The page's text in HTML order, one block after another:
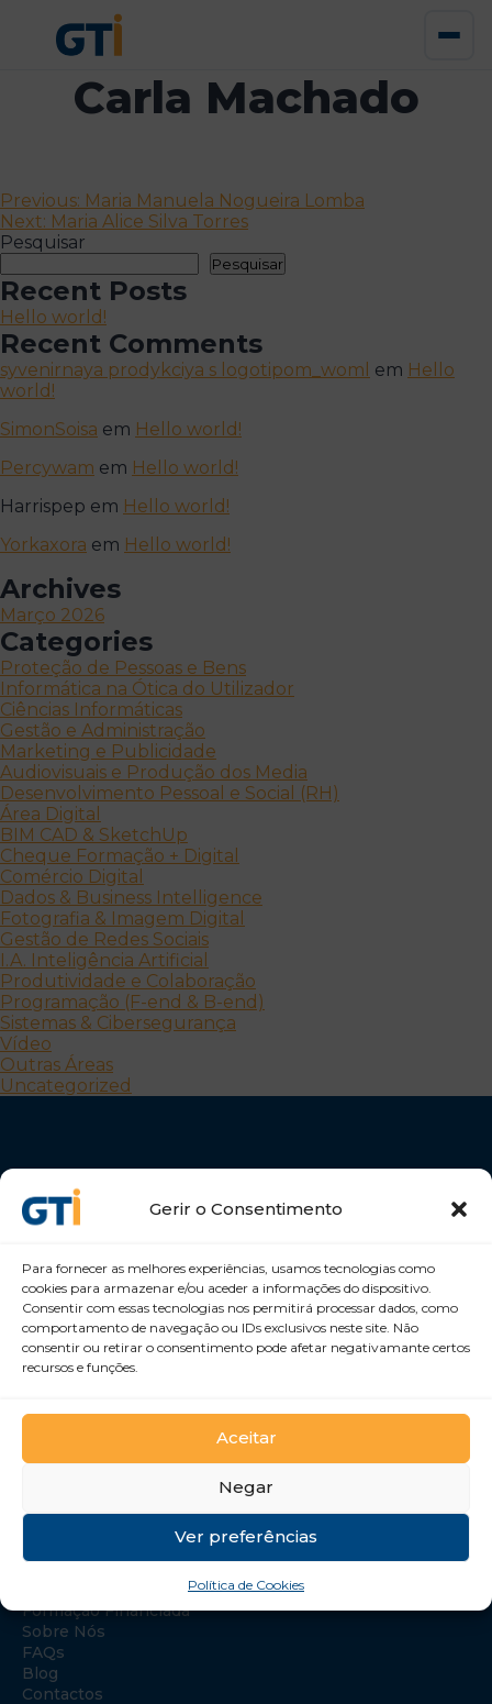
Gerir o Consentimento
Para fornecer as melhores experiências, usamos tecnologias como
cookies para armazenar e/ou aceder a informações do dispositivo.
Consentir com essas tecnologias nos permitirá processar dados, como
comportamento de navegação ou IDs exclusivos neste site. Não
consentir ou retirar o consentimento pode afetar negativamante certos
recursos e funções.
Aceitar
Negar
Ver preferências
Política de Cookies
Carla Machado
Navegação
de
artigos
Previous: Maria Manuela Nogueira Lomba
Next: Maria Alice Silva Torres
Pesquisar
Pesquisar
Recent Posts
Hello world!
Recent Comments
syvenirnaya prodykciya s logotipom_woml em Hello
world!
SimonSoisa em Hello world!
Percywam em Hello world!
Harrispep em Hello world!
Yorkaxora em Hello world!
Archives
Março 2026
Categories
Proteção de Pessoas e Bens
Informática na Ótica do Utilizador
Ciências Informáticas
Gestão e Administração
Marketing e Publicidade
Audiovisuais e Produção dos Media
Desenvolvimento Pessoal e Social (RH)
Área Digital
BIM CAD & SketchUp
Cheque Formação + Digital
Comércio Digital
Dados & Business Intelligence
Fotografia & Imagem Digital
Gestão de Redes Sociais
I.A. Inteligência Artificial
Produtividade e Colaboração
Programação (F-end & B-end)
Sistemas & Cibersegurança
Vídeo
Outras Áreas
Uncategorized
Desenvolvemos Pessoas e Organizações
GTI Portugal – Formação Profissional, S.A.
Formação Especializada
Formação Financiada
Sobre Nós
FAQs
Blog
Contactos